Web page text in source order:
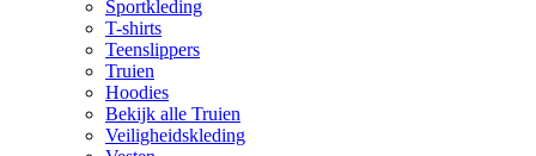
Sportkleding
T-shirts
Teenslippers
Truien
Hoodies
Bekijk alle Truien
Veiligheidskleding